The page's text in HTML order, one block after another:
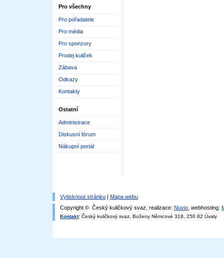
Pro všechny
Pro pořadatele
Pro média
Pro sponzory
Prodej kuliček
Zábava
Odkazy
Kontakty
Ostatní
Administrace
Diskusní fórum
Nákupní portál
Vytisknout stránku | Mapa webu
Copyright © Český kuličkový svaz, realizace: Nuvio , webhosting:
Kontakt: Český kuličkový svaz, Boženy Němcové 318, 250 82 Úvaly